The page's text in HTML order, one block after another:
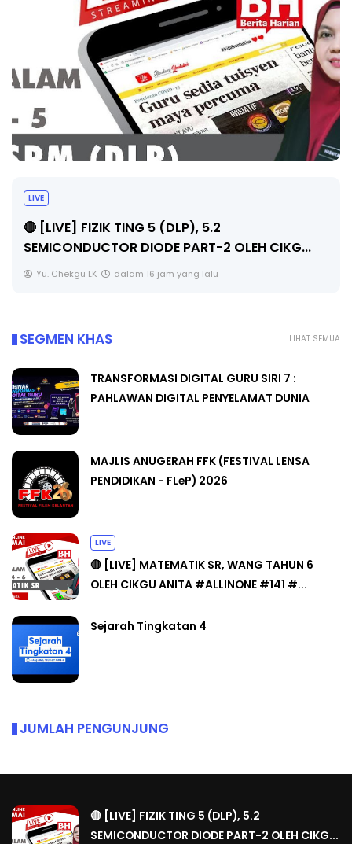
🔴 [LIVE] PRINSIP PERAKAUNAN, PECUT SKOR
SOALAN 1 TRIAL OLEH CIKGU WAN...
Yu. Chekgu LK dalam 16 jam yang lalu
LIHAT SEMUA
SEGMEN KHAS
TRANSFORMASI DIGITAL GURU SIRI 7 :
PAHLAWAN DIGITAL PENYELAMAT DUNIA
MAJLIS ANUGERAH FFK (FESTIVAL LENSA
PENDIDIKAN - FLeP) 2026
LIVE
🔴 [LIVE] MATEMATIK SR, WANG TAHUN 6
OLEH CIKGU ANITA #ALLINONE #141 #...
Sejarah Tingkatan 4
JUMLAH PENGUNJUNG
🔴 [LIVE] FIZIK TING 5 (DLP), 5.2
SEMICONDUCTOR DIODE PART-2 OLEH CIKG...